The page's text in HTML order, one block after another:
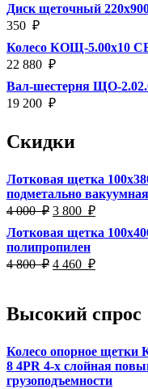
Диск щеточный
350 ₽
Колесо КОЩ-5.00х10
22 880 ₽
Вал-шестерня ЩО-
19 200 ₽
Скидки
Лотковая щетка
подметально
4 000₽ Первоначальная
составляла
4
000
3 800 ₽Текущая
3
₽.
Лотковая щетка
полипропилен
4 800₽ Первоначальная
800
4 460 ₽Текущая
₽.
Высокий спрос
Колесо опорное щетки
8 4PR 4-х слойная
грузоподъемности